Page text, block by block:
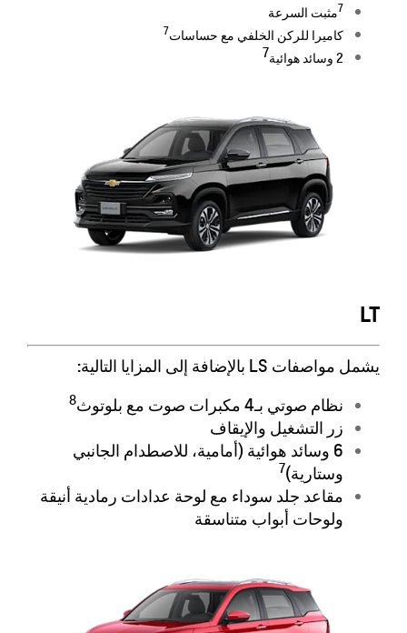
7مثبت السرعة
كاميرا للركن الخلفي مع حساسات7
2 وسائد هوائية 7
LT
يشمل مواصفات LS بالإضافة إلى المزايا التالية:
نظام صوتي بـ4 مكبرات صوت مع بلوتوث
8
زر التشغيل والإيقاف
6 وسائد هوائية (أمامية، للاصطدام الجانبي
وستارية)7
مقاعد جلد سوداء مع لوحة عدادات رمادية أنيقة
ولوحات أبواب متناسقة